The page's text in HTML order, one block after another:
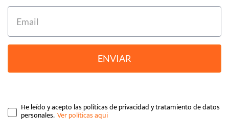
ENVIAR
He leído y acepto las políticas de privacidad y tratamiento de datos
personales.